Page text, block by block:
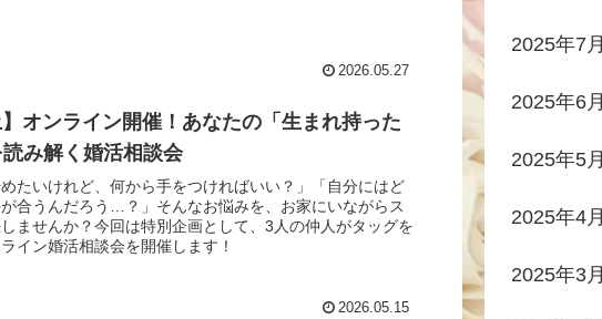
2026.05.27
】オンライン開催！あなたの「生まれ持った
み解く婚活相談会
めたいけれど、何から手をつければいい？」「自分にはど
合うんだろう…？」そんなお悩みを、お家にいながらス
ませんか？今回は特別企画として、3人の仲人がタッグを
イン婚活相談会を開催します！
2026.05.15
2025年7月
2025年6月
2025年5月
2025年4月
2025年3月